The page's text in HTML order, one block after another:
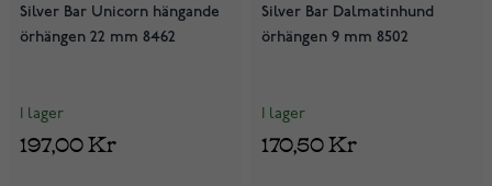
Silver Bar Unicorn hängande
örhängen 22 mm 8462
I lager
197,00 Kr
Silver Bar Dalmatinhund
örhängen 9 mm 8502
I lager
170,50 Kr